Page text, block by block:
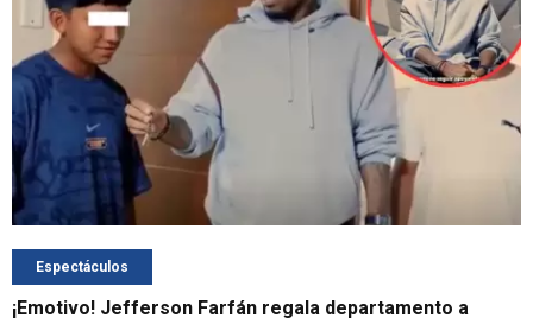
Espectáculos
¡Emotivo! Jefferson Farfán regala departamento a